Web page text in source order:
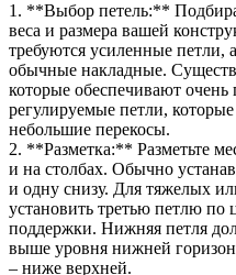
1. **Выбор петель:**
веса и размера вашей
требуются усиленные петли,
обычные накладные.
которые обеспечивают
регулируемые петли,
небольшие перекосы.
2. **Разметка:** Разметьте
и на столбах. Обычно
и одну снизу. Для тяжелых
установить третью петлю по
поддержки. Нижняя петля
выше уровня нижней
– ниже верхней.